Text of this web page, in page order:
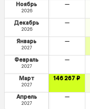
Ноябрь
2026
—
Декабрь
2026
—
Январь
2027
—
Февраль
2027
—
Март
2027
146 267 ₽
Апрель
2027
—